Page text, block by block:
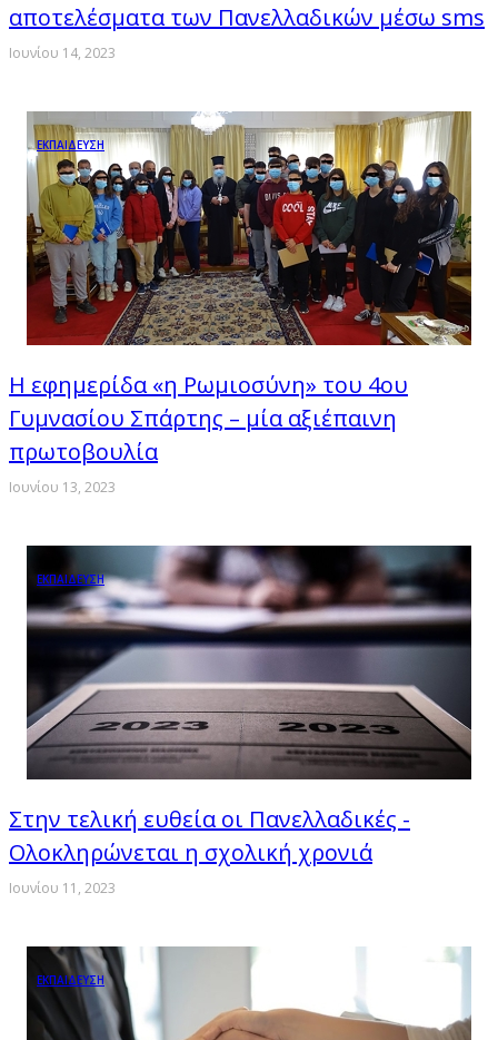
αποτελέσματα των Πανελλαδικών μέσω sms
Ιουνίου 14, 2023
ΕΚΠΑΙΔΕΥΣΗ
Η εφημερίδα «η Ρωμιοσύνη» του 4ου
Γυμνασίου Σπάρτης – μία αξιέπαινη
πρωτοβουλία
Ιουνίου 13, 2023
ΕΚΠΑΙΔΕΥΣΗ
Στην τελική ευθεία οι Πανελλαδικές -
Ολοκληρώνεται η σχολική χρονιά
Ιουνίου 11, 2023
ΕΚΠΑΙΔΕΥΣΗ